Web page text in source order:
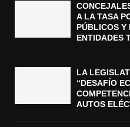
A LA TASA
PÚBLICOS Y
ENTIDADES
LA
“DESAFÍO
AUTOS